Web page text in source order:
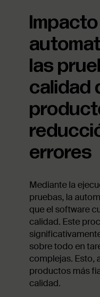
las
calidad
errores
Mediante la
pruebas, la
que el software
calidad. Este
sobre todo en
complejas. Esto,
productos más
calidad.